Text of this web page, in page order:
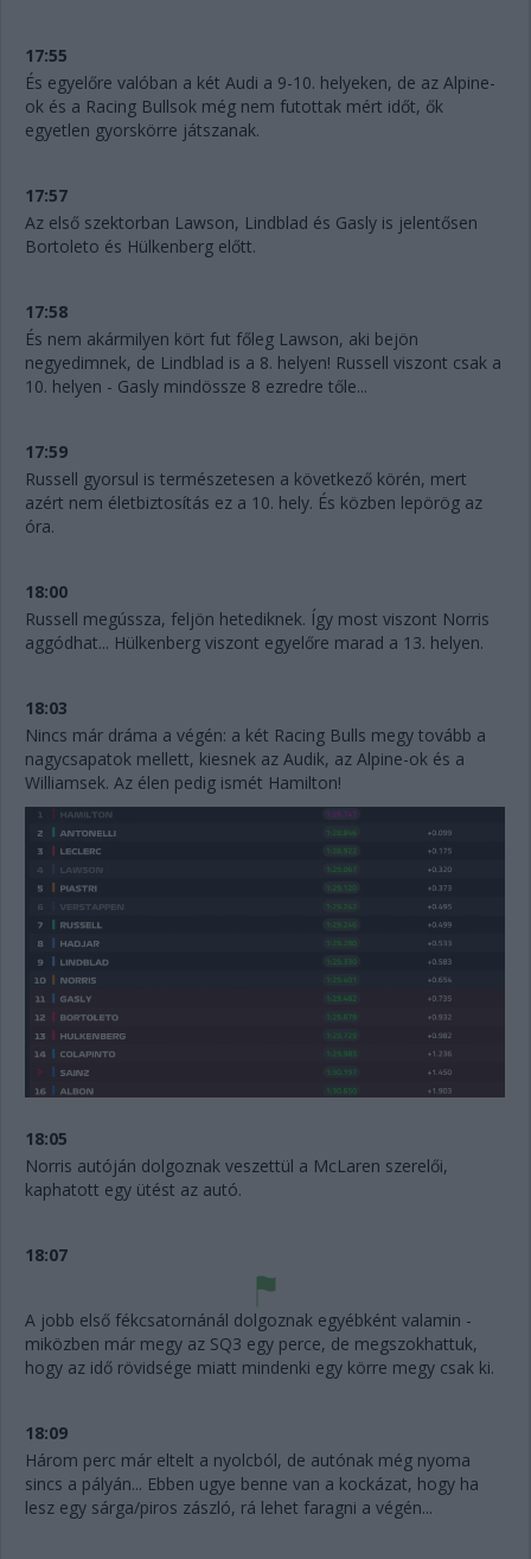
17:55
És egyelőre valóban a két Audi a 9-10. helyeken, de az Alpine-
ok és a Racing Bullsok még nem futottak mért időt, ők
egyetlen gyorskörre játszanak.
17:57
Az első szektorban Lawson, Lindblad és Gasly is jelentősen
Bortoleto és Hülkenberg előtt.
17:58
És nem akármilyen kört fut főleg Lawson, aki bejön
negyedimnek, de Lindblad is a 8. helyen! Russell viszont csak a
10. helyen - Gasly mindössze 8 ezredre tőle...
17:59
Russell gyorsul is természetesen a következő körén, mert
azért nem életbiztosítás ez a 10. hely. És közben lepörög az
óra.
18:00
Russell megússza, feljön hetediknek. Így most viszont Norris
aggódhat... Hülkenberg viszont egyelőre marad a 13. helyen.
18:03
Nincs már dráma a végén: a két Racing Bulls megy tovább a
nagycsapatok mellett, kiesnek az Audik, az Alpine-ok és a
Williamsek. Az élen pedig ismét Hamilton!
18:05
Norris autóján dolgoznak veszettül a McLaren szerelői,
kaphatott egy ütést az autó.
18:07
A jobb első fékcsatornánál dolgoznak egyébként valamin -
miközben már megy az SQ3 egy perce, de megszokhattuk,
hogy az idő rövidsége miatt mindenki egy körre megy csak ki.
18:09
Három perc már eltelt a nyolcból, de autónak még nyoma
sincs a pályán... Ebben ugye benne van a kockázat, hogy ha
lesz egy sárga/piros zászló, rá lehet faragni a végén...